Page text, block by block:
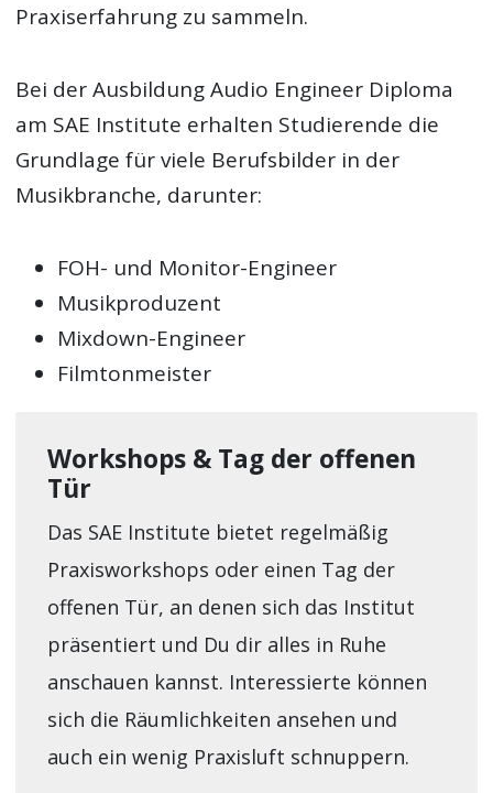
Praxiserfahrung zu sammeln.
Bei der Ausbildung Audio Engineer Diploma
am SAE Institute erhalten Studierende die
Grundlage für viele Berufsbilder in der
Musikbranche, darunter:
FOH- und Monitor-Engineer
Musikproduzent
Mixdown-Engineer
Filmtonmeister
Workshops & Tag der offenen
Tür
Das SAE Institute bietet regelmäßig
Praxisworkshops oder einen Tag der
offenen Tür, an denen sich das Institut
präsentiert und Du dir alles in Ruhe
anschauen kannst. Interessierte können
sich die Räumlichkeiten ansehen und
auch ein wenig Praxisluft schnuppern.